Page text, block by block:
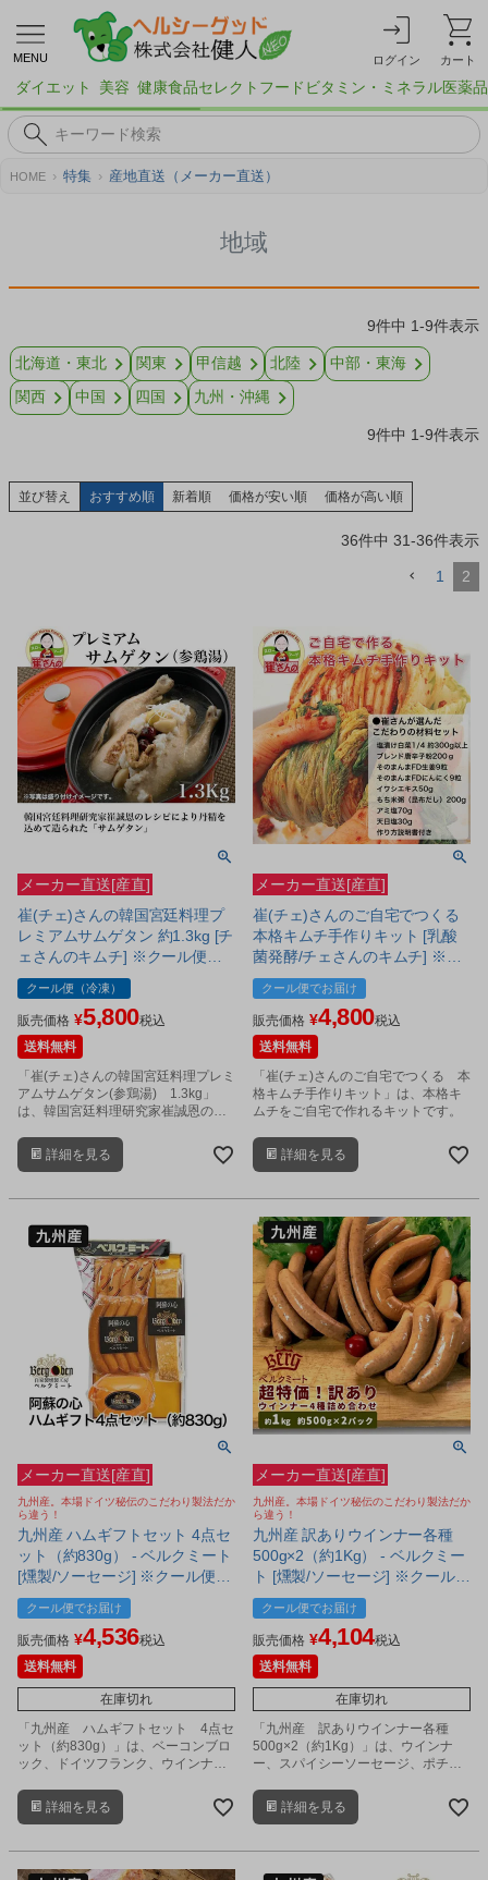
MENU ログイン カート
ダイエット 美容 健康食品セレクトフード ビタミン・ミネラル医薬品
HOME 特集 産地直送（メーカー直送）
地域
9件中 1-9件表示
北海道・東北 関東 甲信越 北陸
中部・東海
関西
中国 四国 九州・沖縄
9件中 1-9件表示
並び替え おすすめ順 新着順 価格が安い順 価格が高い順
36件中 31-36件表示
1 2
メーカー直送[産直]
崔(チェ)さんの韓国宮廷料理プ
レミアムサムゲタン 約1.3kg [チ
ェさんのキムチ] ※クール便冷
凍
クール便（冷凍）
販売価格 ¥5,800税込
送料無料
「崔(チェ)さんの韓国宮廷料理プレミ
アムサムゲタン(参鶏湯) 1.3kg」
は、韓国宮廷料理研究家崔誠恩のレ
「サムゲタン」です。
詳細を見る
メーカー直送[産直]
崔(チェ)さんのご自宅でつくる
本格キムチ手作りキット [乳酸
菌発酵/チェさんのキムチ] ※ク
ール便冷蔵
クール便でお届け
販売価格 ¥4,800税込
送料無料
「崔(チェ)さんのご自宅でつくる 本
格キムチ手作りキット」は、本格キ
ムチをご自宅で作れるキットです。
詳細を見る
メーカー直送[産直]
九州産。本場ドイツ秘伝のこだわり製法だか
ら違う！
九州産 ハムギフトセット 4点セ
ット（約830g） - ベルクミート
[燻製/ソーセージ] ※クール便冷
蔵
クール便でお届け
販売価格 ¥4,536税込
送料無料
在庫切れ
「九州産 ハムギフトセット 4点セ
ット（約830g）」は、ベーコンブロ
ック、ドイツフランク、ウインナ
たギフトセットです。
詳細を見る
メーカー直送[産直]
九州産。本場ドイツ秘伝のこだわり製法だか
ら違う！
九州産 訳ありウインナー各種
500g×2（約1Kg） - ベルクミー
ト [燻製/ソーセージ] ※クール便
冷蔵
クール便でお届け
販売価格 ¥4,104税込
送料無料
在庫切れ
「九州産 訳ありウインナー各種
500g×2（約1Kg）」は、ウインナ
ー、スパイシーソーセージ、ポチギ
類がランダムに混載した商品です、
製造過程で規格外のものを対象に混
詳細を見る